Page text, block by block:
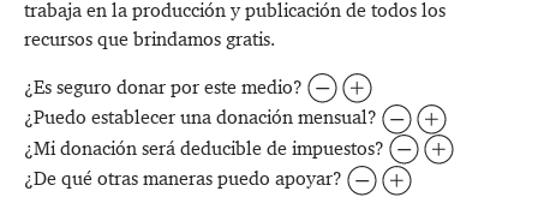
trabaja en la producción y publicación de todos los
recursos que brindamos gratis.
¿Es seguro donar por este medio?
¿Puedo establecer una donación mensual?
¿Mi donación será deducible de impuestos?
¿De qué otras maneras puedo apoyar?